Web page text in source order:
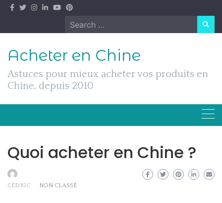
Skip
Search
for:
Acheter en Chine
Astuces pour mieux acheter vos produits en
Chine, depuis 2010
Quoi acheter en Chine ?
CÉDRIC NON CLASSÉ